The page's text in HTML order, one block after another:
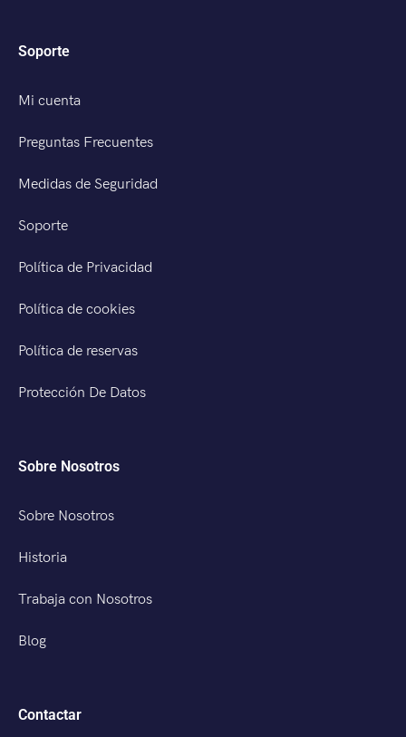
Soporte
Mi cuenta
Preguntas Frecuentes
Medidas de Seguridad
Soporte
Política de Privacidad
Política de cookies
Política de reservas
Protección De Datos
Sobre Nosotros
Sobre Nosotros
Historia
Trabaja con Nosotros
Blog
Contactar